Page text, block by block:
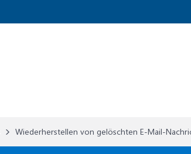
Wiederherstellen von gelöschten E-Mail-